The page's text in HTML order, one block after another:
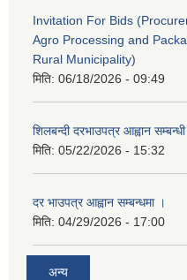
Invitation For Bids
Agro Processing and
Rural Municipality)
मिति: 06/18/2026 - 09:49
शिलबन्दी दरभाउपत्र आह्वान
मिति: 05/22/2026 - 15:32
दर भाउपत्र आह्वान सम्बन्धमा ।
मिति: 04/29/2026 - 17:00
अन्य